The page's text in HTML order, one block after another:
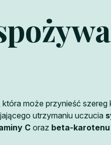
która może przynieść szereg
utrzymaniu uczucia
Coraz beta-karotenu